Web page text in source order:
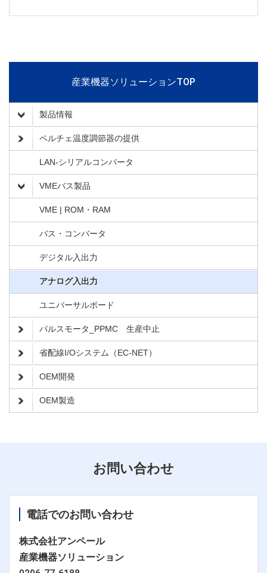
産業機器ソリューションTOP
製品情報
ペルチェ温度調節器の提供
LAN-シリアルコンバータ
VMEバス製品
VME | ROM・RAM
バス・コンバータ
デジタル入出力
アナログ入出力
ユニバーサルボード
パルスモータ_PPMC 生産中止
省配線I/Oシステム（EC-NET）
OEM開発
OEM製造
お問い合わせ
電話でのお問い合わせ
株式会社アンペール
産業機器ソリューション